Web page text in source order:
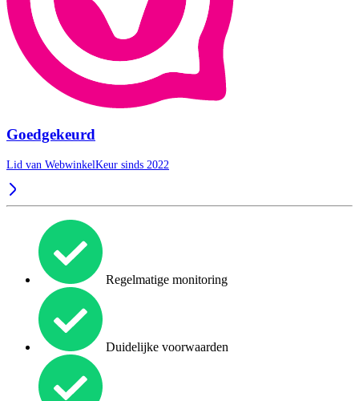
Goedgekeurd
Lid van WebwinkelKeur sinds 2022
Regelmatige monitoring
Duidelijke voorwaarden